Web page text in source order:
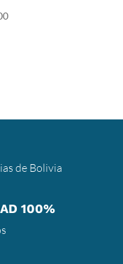
de Bolivia
100%